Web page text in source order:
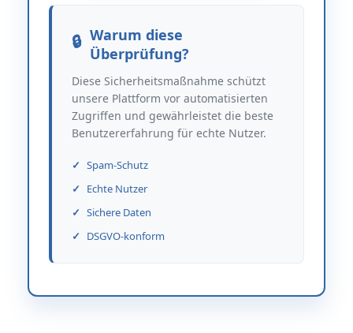
Warum diese
Überprüfung?
Diese Sicherheitsmaßnahme schützt
unsere Plattform vor automatisierten
Zugriffen und gewährleistet die beste
Benutzererfahrung für echte Nutzer.
Spam-Schutz
Echte Nutzer
Sichere Daten
DSGVO-konform